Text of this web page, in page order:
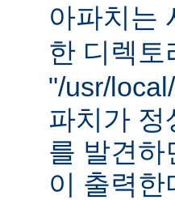
아파치는
한 디렉토
"/usr/
파치가
를 발견하
이 출력한